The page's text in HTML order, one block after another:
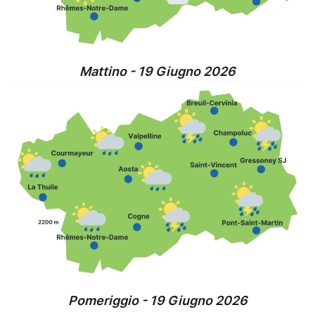
Mattino - 19 Giugno 2026
Pomeriggio - 19 Giugno 2026